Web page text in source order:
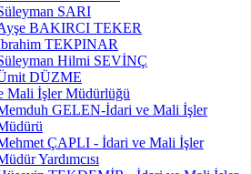
SARI
BAKIRCI TEKER
TEKPINAR
Hilmi SEVİNÇ
DÜZME
Mali İşler Müdürlüğü
GELEN-İdari ve Mali İşler
ÇAPLI - İdari ve Mali İşler
Yardımcısı